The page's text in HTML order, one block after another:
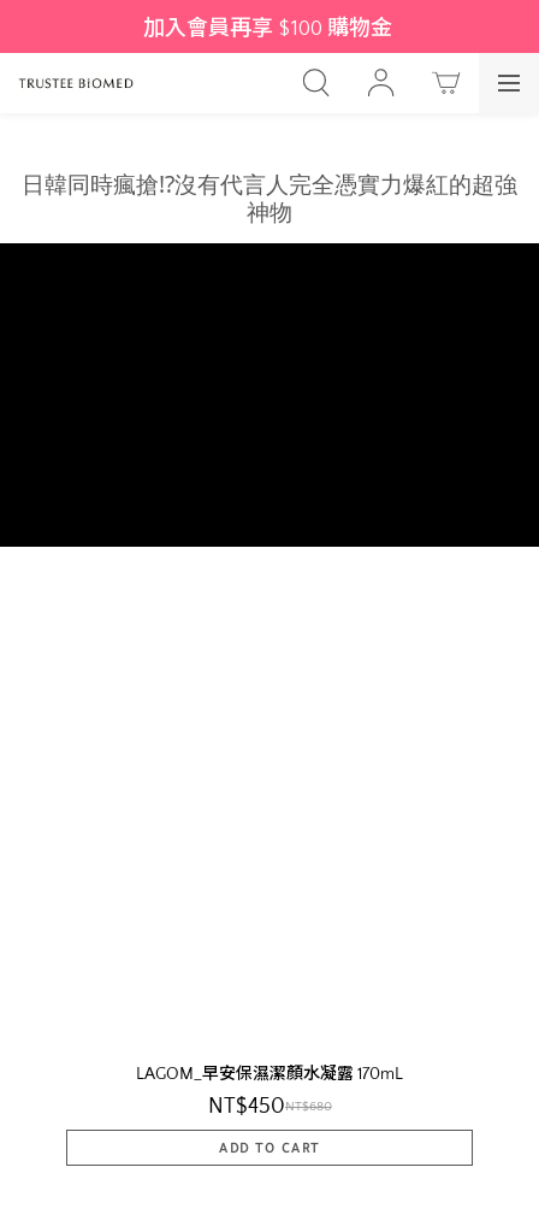
加入會員再享 $100 購物金
日韓同時瘋搶!?沒有代言人完全憑實力爆紅的超強
神物
LAGOM_早安保濕潔顏水凝露 170mL
NT$450NT$680